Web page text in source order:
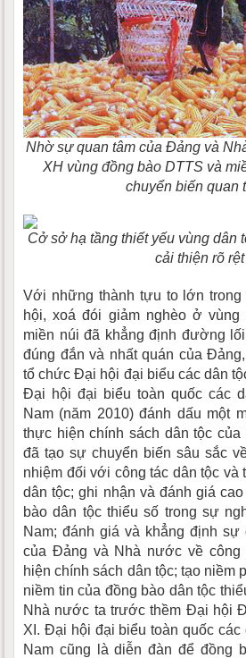
Nhờ sự quan tâm của Đảng và
XH vùng đồng bào DTTS và
chuyển biến quan
Cở sở hạ tầng thiết yếu vùng dân
cải thiện rõ rệt
Với những thành tựu to lớn trong
hội, xoá đói giảm nghèo ở
miền núi đã khẳng định đường
đúng đắn và nhất quán của
tổ chức Đại hội đại biểu các dân
Đại hội đại biểu toàn quốc các
Nam (năm 2010) đánh dấu một
thực hiện chính sách dân tộc
đã tạo sự chuyển biến sâu sắc
nhiệm đối với công tác dân tộc và
dân tộc; ghi nhận và đánh giá
bào dân tộc thiểu số trong sự
Nam; đánh giá và khẳng định
của Đảng và Nhà nước về công
hiện chính sách dân tộc; tạo niềm
niềm tin của đồng bào dân tộc
Nhà nước ta trước thềm Đại hội
XI. Đại hội đại biểu toàn quốc các
Nam cũng là diễn đàn để đồng